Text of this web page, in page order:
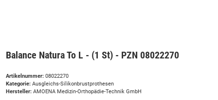
Balance Natura To L - (1 St) - PZN 08022270
Artikelnummer: 08022270
Kategorie: Ausgleichs-Silikonbrustprothesen
Hersteller: AMOENA Medizin-Orthopädie-Technik GmbH